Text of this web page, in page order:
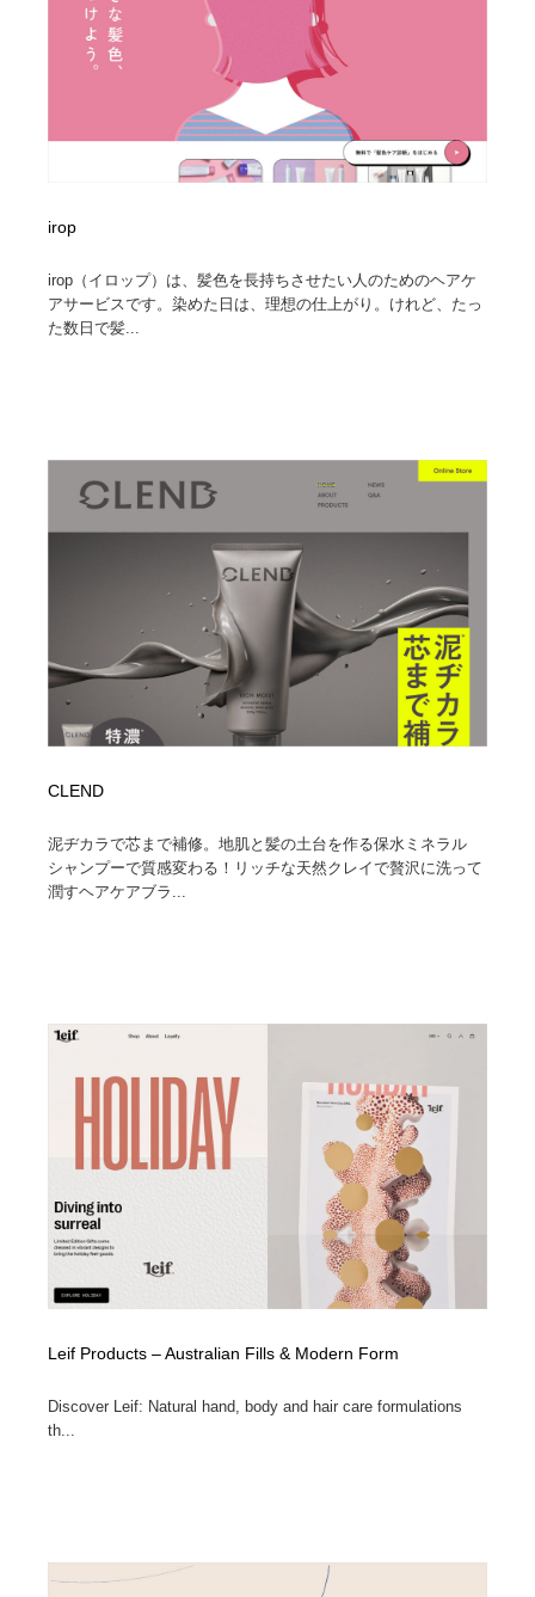
irop
irop（イロップ）は、髪色を長持ちさせたい人のためのヘアケ
アサービスです。染めた日は、理想の仕上がり。けれど、たっ
た数日で髪...
CLEND
泥ヂカラで芯まで補修。地肌と髪の土台を作る保水ミネラル
シャンプーで質感変わる！リッチな天然クレイで贅沢に洗って
潤すヘアケアブラ...
Leif Products – Australian Fills & Modern Form
Discover Leif: Natural hand, body and hair care formulations
th...